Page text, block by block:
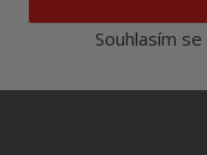
Souhlasím se